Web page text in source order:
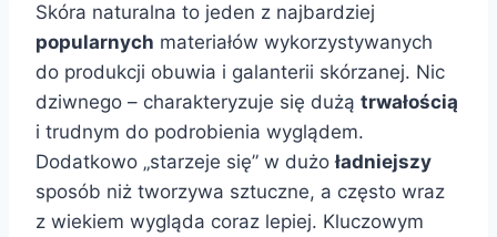
Skóra naturalna to jeden z najbardziej
popularnych materiałów wykorzystywanych
do produkcji obuwia i galanterii skórzanej. Nic
dziwnego – charakteryzuje się dużą trwałością
i trudnym do podrobienia wyglądem.
Dodatkowo „starzeje się” w dużoładniejszy
sposób niż tworzywa sztuczne, a często wraz
z wiekiem wygląda coraz lepiej. Kluczowym